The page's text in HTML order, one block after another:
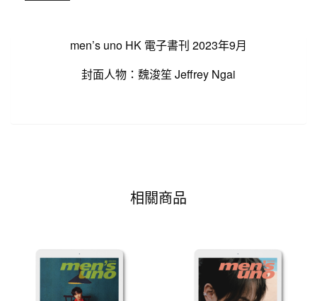
men’s uno HK 電子書刊 2023年9月
封面人物：魏浚笙 Jeffrey Ngai
相關商品